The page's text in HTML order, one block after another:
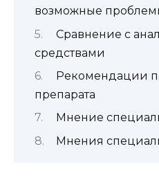
возможные
Сравнение с
средствами
Рекомендации
препарата
Мнение
Мнения